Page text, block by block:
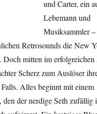
und Carter, ein
Lebemann und
Musiksammler
Retrosounds die New
Doch mitten im
Scherz zum Auslöser
Alles beginnt mit einem
den der nerdige Seth zufällig